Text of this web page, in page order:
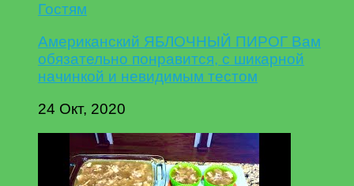
Гостям
Американский ЯБЛОЧНЫЙ ПИРОГ Вам
обязательно понравится, с шикарной
начинкой и невидимым тестом
24 Окт, 2020